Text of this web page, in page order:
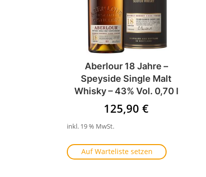
Aberlour 18 Jahre –
Speyside Single Malt
Whisky – 43% Vol. 0,70 l
125,90€
inkl. 19 % MwSt.
Auf Warteliste setzen